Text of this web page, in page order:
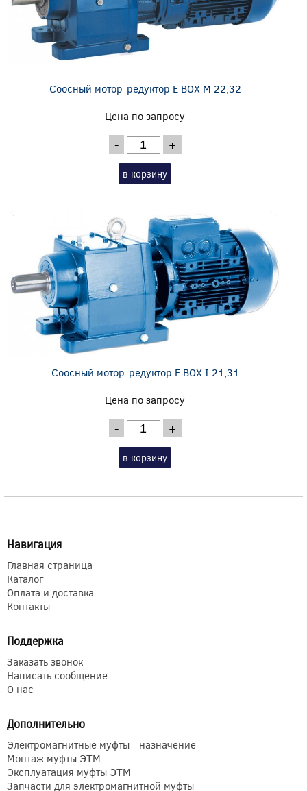
Соосный мотор-редуктор E BOX M 22,32
Цена по запросу
- +
в корзину
Соосный мотор-редуктор E BOX I 21,31
Цена по запросу
- +
в корзину
Навигация
Главная страница
Каталог
Оплата и доставка
Контакты
Поддержка
Заказать звонок
Написать сообщение
О нас
Дополнительно
Электромагнитные муфты - назначение
Монтаж муфты ЭТМ
Эксплуатация муфты ЭТМ
Запчасти для электромагнитной муфты